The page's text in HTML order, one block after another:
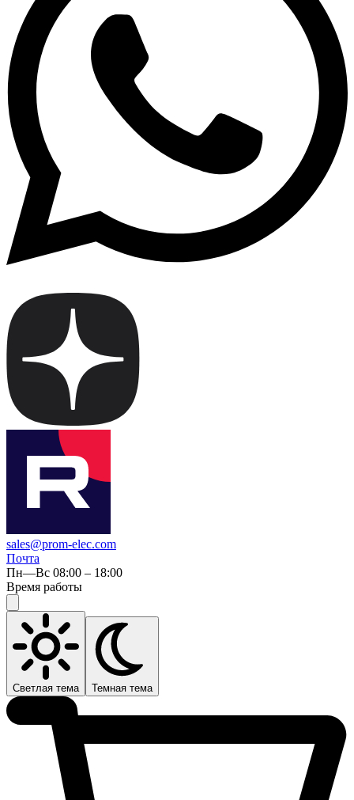
sales@prom-elec.com
Почта
Пн—Вс 08:00 – 18:00
Время работы
Светлая тема Темная тема